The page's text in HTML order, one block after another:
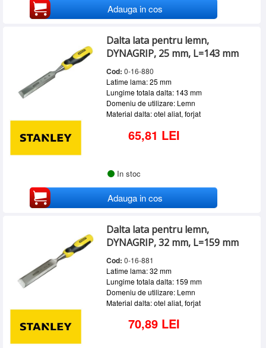
Adauga in cos
Dalta lata pentru lemn,
DYNAGRIP, 25 mm, L=143 mm
Cod: 0-16-880
Latime lama: 25 mm
Lungime totala dalta: 143 mm
Domeniu de utilizare: Lemn
Material dalta: otel aliat, forjat
65,81 LEI
In stoc
Adauga in cos
Dalta lata pentru lemn,
DYNAGRIP, 32 mm, L=159 mm
Cod: 0-16-881
Latime lama: 32 mm
Lungime totala dalta: 159 mm
Domeniu de utilizare: Lemn
Material dalta: otel aliat, forjat
70,89 LEI